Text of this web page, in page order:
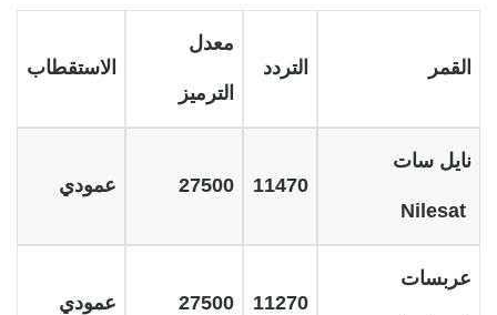
القمر التردد
معدل
الترميز
الاستقطاب
نايل سات
Nilesat
11470
27500 عمودي
عربسات
11270
27500 عمودي